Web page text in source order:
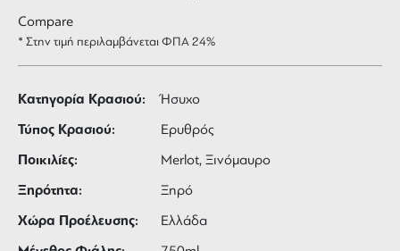
Compare
* Στην τιμή περιλαμβάνεται ΦΠΑ 24%
Κατηγορία Κρασιού: Ήσυχο
Τύπος Κρασιού: Ερυθρός
Ποικιλίες: Merlot, Ξινόμαυρο
Ξηρότητα: Ξηρό
Χώρα Προέλευσης: Ελλάδα